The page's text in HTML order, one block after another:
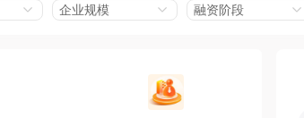
企业规模 融资阶段